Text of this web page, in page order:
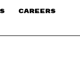
CAREERS